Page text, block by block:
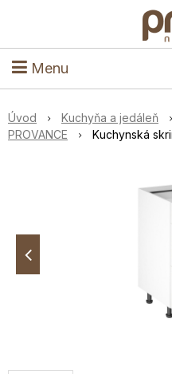
Menu
Kuchyňa
Úvod Kuchyňa a jedáleň
PROVANCE
Kuchynská